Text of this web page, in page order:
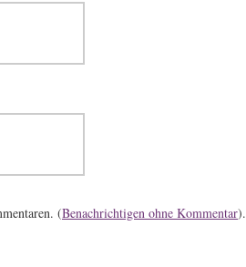
(Benachrichtigen ohne Kommentar).